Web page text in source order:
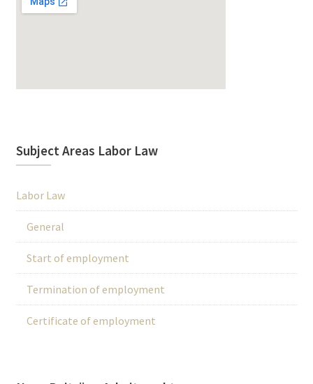
Subject Areas Labor Law
Labor Law
General
Start of employment
Termination of employment
Certificate of employment